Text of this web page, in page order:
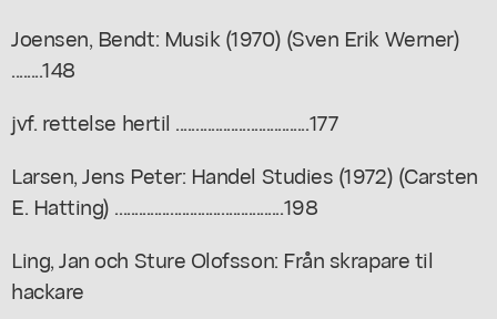
Joensen, Bendt: Musik (1970) (Sven Erik Werner)
........148
jvf. rettelse hertil ..................................177
Larsen, Jens Peter: Handel Studies (1972) (Carsten
E. Hatting) ...........................................198
Ling, Jan och Sture Olofsson: Från skrapare til
hackare